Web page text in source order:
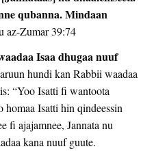
qubanna. Mindaan
az-Zumar 39:74
Isaa dhugaa nuuf
hundi kan Rabbii waadaa
“Yoo Isatti fi wantoota
homaa Isatti hin qindeessin
fi ajajamnee, Jannata nu
kana nuuf guute.